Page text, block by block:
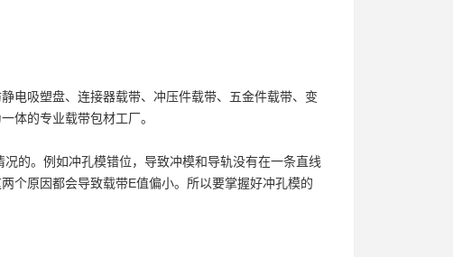
电吸塑盘、连接器载带、冲压件载带、五金件载带、变
体的专业载带包材工厂。
的。例如冲孔模错位，导致冲模和导轨没有在一条直线
个原因都会导致载带E值偏小。所以要掌握好冲孔模的